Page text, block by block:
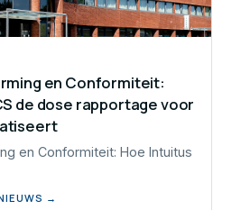
en Conformiteit:
de dose rapportage voor
en Conformiteit: Hoe Intuitus
→